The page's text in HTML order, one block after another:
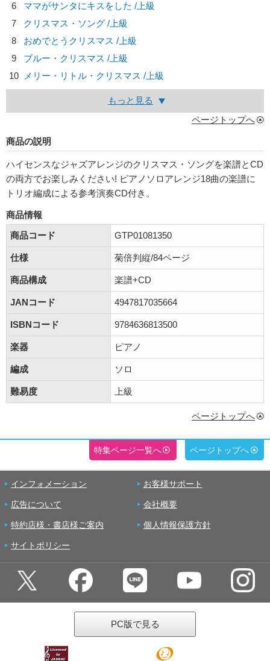
6
ママがサンタにキスをした /上級
7
クリスマス・ソング /上級
8
おめでとうクリスマス /上級
9
ブルー・クリスマス /上級
10
メリー・リトル・クリスマス /上級
もっと見る
ページトップへ
商品の説明
ハイセンスなジャズアレンジのクリスマス・ソングを楽譜とCD
の両方でお楽しみください! ピアノソロアレンジ18曲の楽譜に
トリオ編成による参考演奏CD付き。
商品情報
商品コード
GTP01081350
仕様 菊倍判縦/84ページ
商品構成 楽譜+CD
JANコード 4947817035664
ISBNコード 9784636813500
楽器 ピアノ
編成 ソロ
難易度 上級
ページトップへ
特集ページ一覧へ ページトップへ
インフォメーション お客様サポート
広告について 会社概要
特約店様・書店様ご案内 個人情報保護方針
サイトポリシー
PC版で見る